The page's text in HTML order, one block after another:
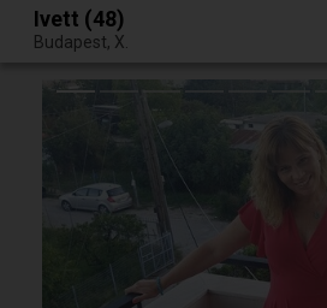
Egy jó randiból bármi lehet.
Ivett (48)
Budapest, X.